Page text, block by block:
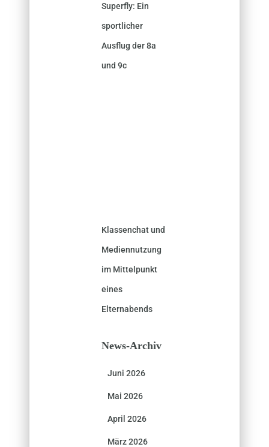
Superfly: Ein
sportlicher
Ausflug der 8a
und 9c
Klassenchat und
Mediennutzung
im Mittelpunkt
eines
Elternabends
News-Archiv
Juni 2026
Mai 2026
April 2026
März 2026